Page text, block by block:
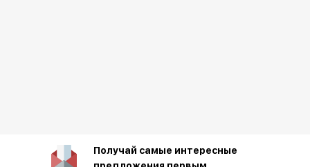
Получай самые интересные